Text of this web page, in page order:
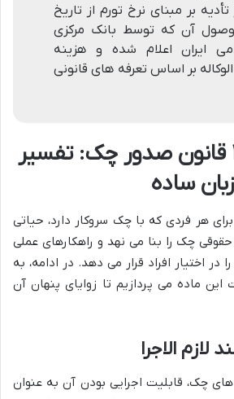
بر مبنای نرخ تورم از تاریخ
آن که توسط بانک مرکزی
ایران اعلام شده و هزینه
بر اساس تعرفه های قانونی
تشریح ماده ۲ قانون صدور چک: تفسیر
ساده
برای هر فردی که با چک سروکار دارد، حیاتی
چک را بنا می نهد و راهکارهای عملی
در اختیار افراد قرار می دهد. در ادامه، به
ماده می پردازیم تا زوایای پنهان آن
الاجرا
های چک، قابلیت اجرایی بودن آن به عنوان